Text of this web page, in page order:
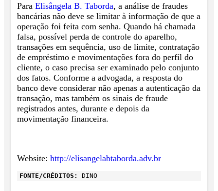
Para Elisângela B. Taborda, a análise de fraudes
bancárias não deve se limitar à informação de que a
operação foi feita com senha. Quando há chamada
falsa, possível perda de controle do aparelho,
transações em sequência, uso de limite, contratação
de empréstimo e movimentações fora do perfil do
cliente, o caso precisa ser examinado pelo conjunto
dos fatos. Conforme a advogada, a resposta do
banco deve considerar não apenas a autenticação da
transação, mas também os sinais de fraude
registrados antes, durante e depois da
movimentação financeira.
Website: http://elisangelabtaborda.adv.br
FONTE/CRÉDITOS: DINO